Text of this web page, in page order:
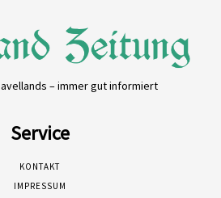
– immer gut informiert
Service
KONTAKT
IMPRESSUM